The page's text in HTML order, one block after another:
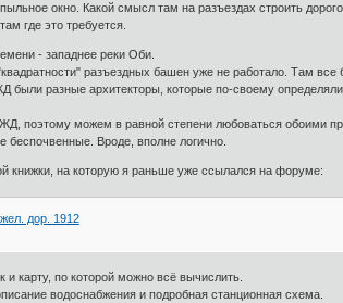
окно. Какой смысл там на разъездах строить
где это требуется.
- западнее реки Оби.
разъездных башен уже не работало. Там
разные архитекторы, которые по-своему определяли
поэтому можем в равной степени любоваться обоими
Вроде, вполне логично.
книжки, на которую я раньше уже ссылался на форуме:
дор. 1912
карту, по которой можно всё вычислить.
водоснабжения и подробная станционная схема.